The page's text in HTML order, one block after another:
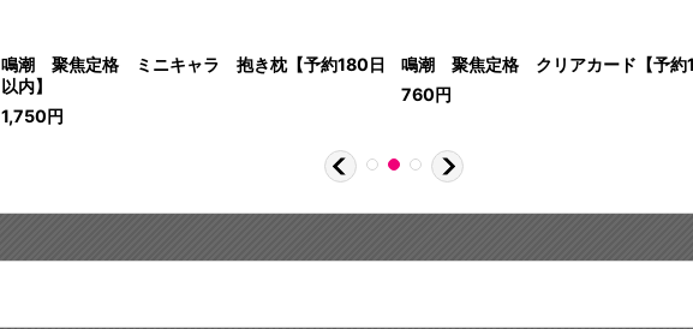
鳴潮 聚焦定格 ミニキャラ 抱き枕【予約180日
以内】
1,750円
鳴潮 聚焦定格 クリアカード【予約
760円